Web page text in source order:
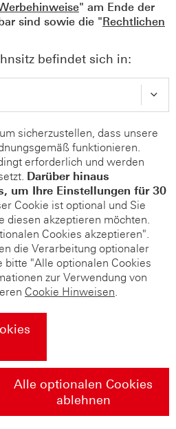
" am Ende der
sind sowie die "Rechtlichen
befindet sich in:
sicherzustellen, dass unsere
funktionieren.
erforderlich und werden
Darüber hinaus
um Ihre Einstellungen für 30
Cookie ist optional und Sie
diesen akzeptieren möchten.
Cookies akzeptieren".
die Verarbeitung optionaler
bitte "Alle optionalen Cookies
zur Verwendung von
Cookie Hinweisen.
Alle optionalen Cookies
ablehnen